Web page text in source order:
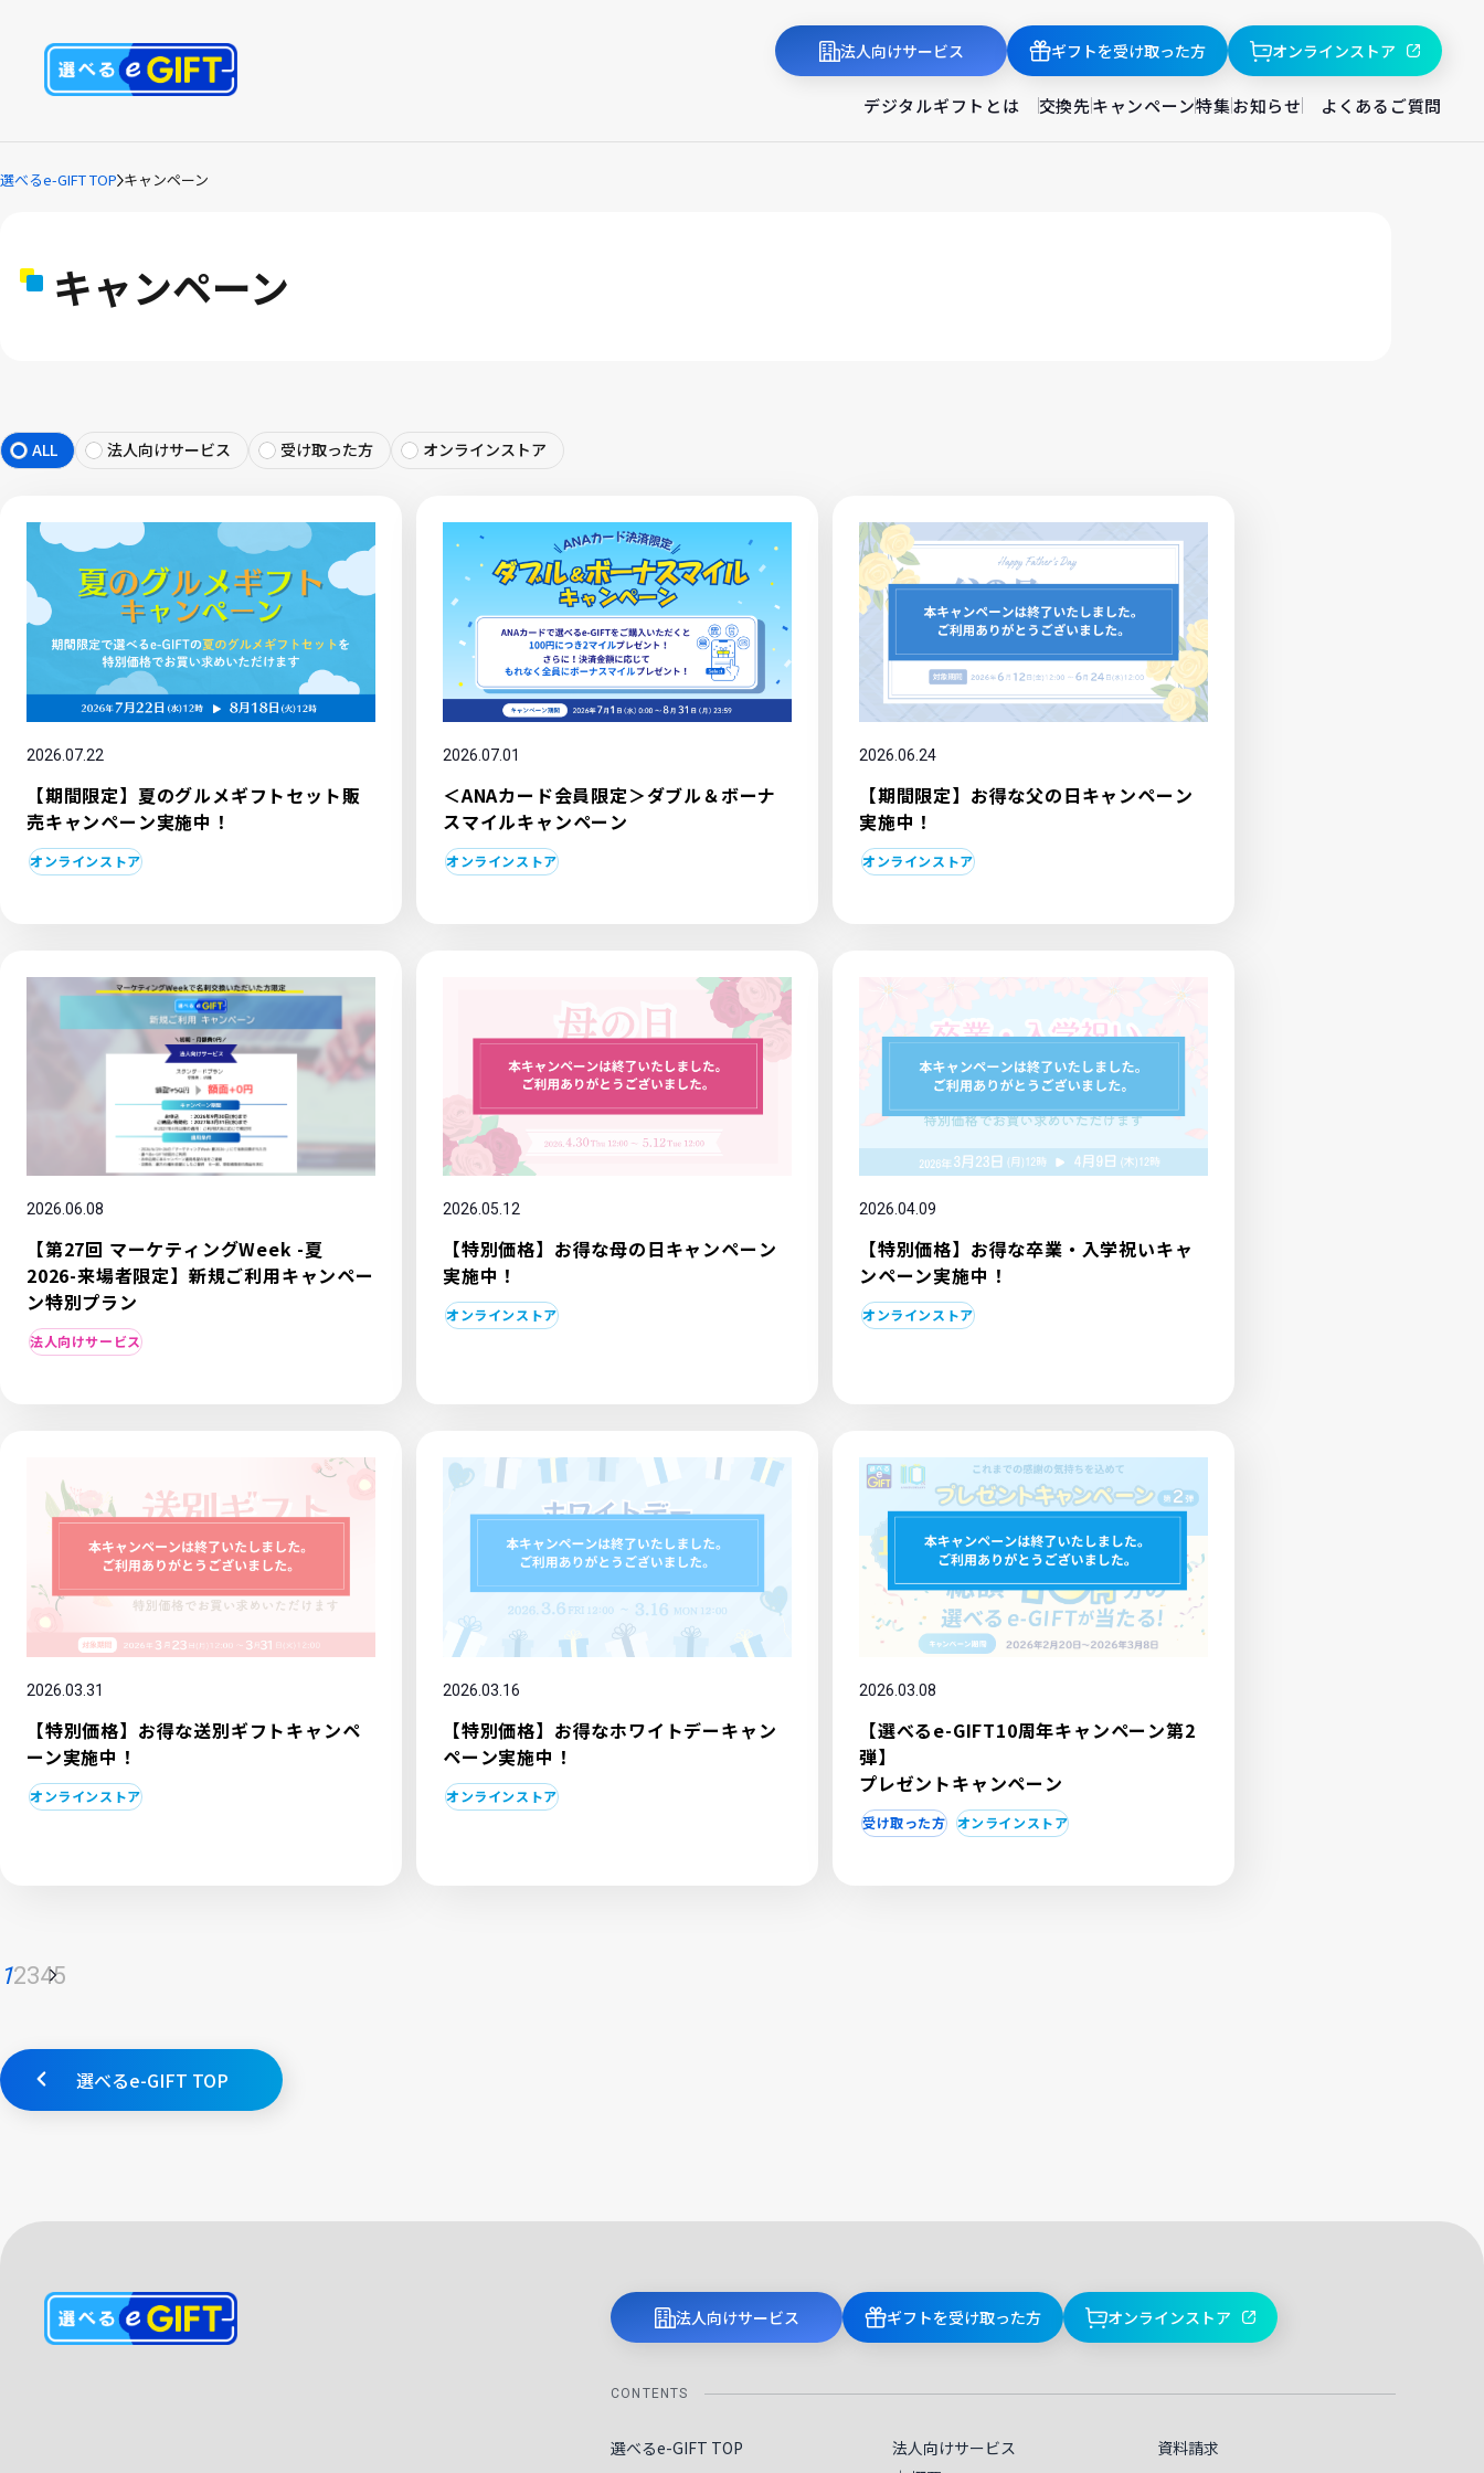
法人向けサービス ギフトを受け取った方 オンラインストア
デジタルギフトとは 交換先キャンペーン特集お知らせ よくあるご質問
選べるe-GIFT TOP キャンペーン
キャンペーン
ALL 法人向けサービス 受け取った方 オンラインストア
2026.07.22
【期間限定】夏のグルメギフトセット販
売キャンペーン実施中！
オンラインストア
2026.07.01
＜ANAカード会員限定＞ダブル＆ボーナ
スマイルキャンペーン
オンラインストア
2026.06.24
【期間限定】お得な父の日キャンペーン
実施中！
オンラインストア
2026.06.08
【第27回 マーケティングWeek -夏
2026-来場者限定】新規ご利用キャンペー
ン特別プラン
法人向けサービス
2026.05.12
【特別価格】お得な母の日キャンペーン
実施中！
オンラインストア
2026.04.09
【特別価格】お得な卒業・入学祝いキャ
ンペーン実施中！
オンラインストア
2026.03.31
【特別価格】お得な送別ギフトキャンペ
ーン実施中！
オンラインストア
2026.03.16
【特別価格】お得なホワイトデーキャン
ペーン実施中！
オンラインストア
2026.03.08
【選べるe-GIFT10周年キャンペーン第2
弾】
プレゼントキャンペーン
受け取った方 オンラインストア
12345
選べるe-GIFT TOP
法人向けサービス ギフトを受け取った方 オンラインストア
CONTENTS
選べるe-GIFT TOP
法人向けサービス
資料請求